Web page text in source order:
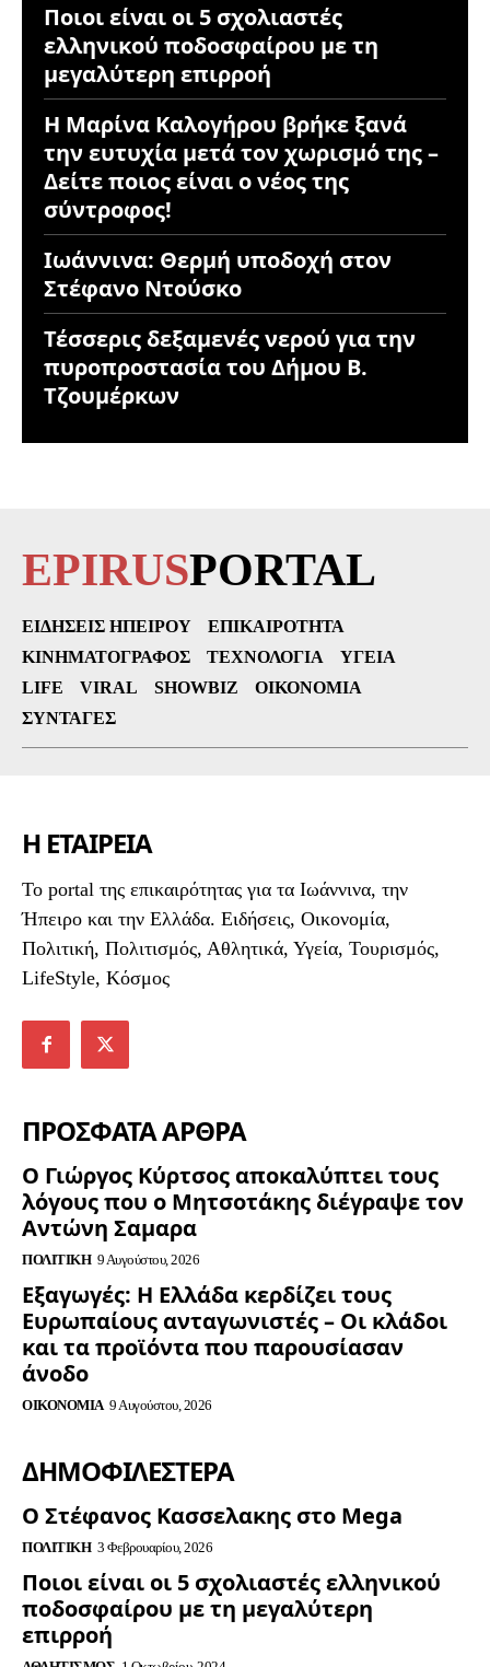
Ποιοι είναι οι 5 σχολιαστές
ελληνικού ποδοσφαίρου με τη
μεγαλύτερη επιρροή
Η Μαρίνα Καλογήρου βρήκε ξανά
την ευτυχία μετά τον χωρισμό της –
Δείτε ποιος είναι ο νέος της
σύντροφος!
Ιωάννινα: Θερμή υποδοχή στον
Στέφανο Ντούσκο
Τέσσερις δεξαμενές νερού για την
πυροπροστασία του Δήμου Β.
Τζουμέρκων
EPIRUSPORTAL
ΕΙΔΉΣΕΙΣ ΗΠΕΊΡΟΥ
ΕΠΙΚΑΙΡΌΤΗΤΑ
ΚΙΝΗΜΑΤΟΓΡΆΦΟΣ
ΤΕΧΝΟΛΟΓΊΑ
ΥΓΕΊΑ
LIFE
VIRAL SHOWBIZ
ΟΙΚΟΝΟΜΊΑ
ΣΥΝΤΑΓΈΣ
Η ΕΤΑΙΡΕΙΑ
To portal της επικαιρότητας για τα Ιωάννινα, την
Ήπειρο και την Ελλάδα. Ειδήσεις, Οικονομία,
Πολιτική, Πολιτισμός, Αθλητικά, Υγεία, Τουρισμός,
LifeStyle, Κόσμος
ΠΡΟΣΦΑΤΑ ΑΡΘΡΑ
Ο Γιώργος Κύρτσος αποκαλύπτει τους
λόγους που ο Μητσοτάκης διέγραψε τον
Αντώνη Σαμαρα
ΠΟΛΙΤΙΚΉ 9 Αυγούστου, 2026
Εξαγωγές: Η Ελλάδα κερδίζει τους
Ευρωπαίους ανταγωνιστές – Οι κλάδοι
και τα προϊόντα που παρουσίασαν
άνοδο
ΟΙΚΟΝΟΜΊΑ 9 Αυγούστου, 2026
ΔΗΜΟΦΙΛΈΣΤΕΡΑ
Ο Στέφανος Κασσελακης στο Mega
ΠΟΛΙΤΙΚΉ 3 Φεβρουαρίου, 2026
Ποιοι είναι οι 5 σχολιαστές ελληνικού
ποδοσφαίρου με τη μεγαλύτερη
επιρροή